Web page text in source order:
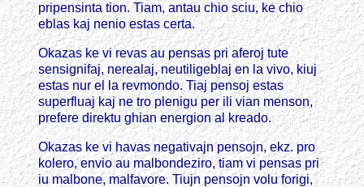
pripensinta tion. Tiam, antau chio sciu, ke chio
eblas kaj nenio estas certa.
Okazas ke vi revas au pensas pri aferoj tute
sensignifaj, nerealaj, neutiligeblaj en la vivo, kiuj
estas nur el la revmondo. Tiaj pensoj estas
superfluaj kaj ne tro plenigu per ili vian menson,
prefere direktu ghian energion al kreado.
Okazas ke vi havas negativajn pensojn, ekz. pro
kolero, envio au malbondeziro, tiam vi pensas pri
iu malbone, malfavore. Tiujn pensojn volu forigi,